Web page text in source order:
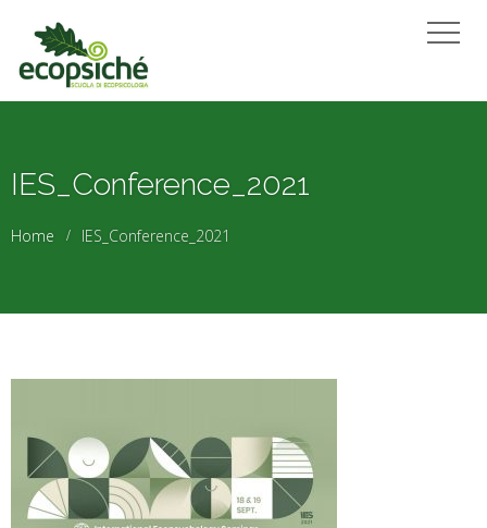
IES_Conference_2021
Home IES_Conference_2021